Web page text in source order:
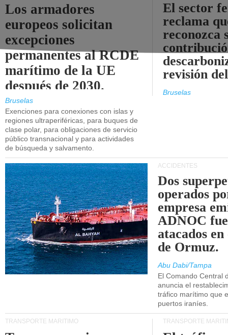
Los armadores
europeos solicitan
excepciones
permanentes al RCDE
marítimo de la UE
después de 2030.
Bruselas
Exenciones para conexiones con islas y
regiones ultraperiféricas, para buques de
clase polar, para obligaciones de servicio
público transnacional y para actividades
de búsqueda y salvamento.
El sector
reclama
reconozca
revisión
Bruselas
ACCIDENTES
Dos
operados
empresa
ADNOC
atacados
de Ormuz.
Abu Dabi/Tampa
El Comando Central
anuncia el
tráfico marítimo que
puertos iraníes.
TRANSPORTE MARÍTIMO TRANSPORTE